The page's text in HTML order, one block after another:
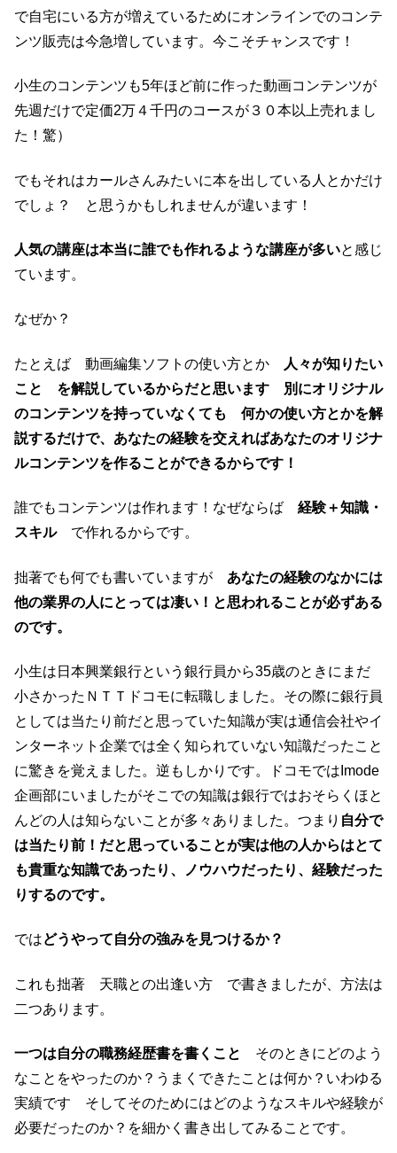
で自宅にいる方が増えているためにオンラインでのコンテ
ンツ販売は今急増しています。今こそチャンスです！
小生のコンテンツも5年ほど前に作った動画コンテンツが
先週だけで定価2万４千円のコースが３０本以上売れまし
た！驚）
でもそれはカールさんみたいに本を出している人とかだけ
でしょ？ と思うかもしれませんが違います！
人気の講座は本当に誰でも作れるような講座が多いと感じ
ています。
なぜか？
たとえば 動画編集ソフトの使い方とか
人々が知りたい
こと を解説しているからだと思います 別にオリジナル
のコンテンツを持っていなくても 何かの使い方とかを解
説するだけで、あなたの経験を交えればあなたのオリジナ
ルコンテンツを作ることができるからです！
誰でもコンテンツは作れます！なぜならば 経験＋知識・
スキル で作れるからです。
拙著でも何でも書いていますが あなたの経験のなかには
他の業界の人にとっては凄い！と思われることが必ずある
のです。
小生は日本興業銀行という銀行員から35歳のときにまだ
小さかったＮＴＴドコモに転職しました。その際に銀行員
としては当たり前だと思っていた知識が実は通信会社やイ
ンターネット企業では全く知られていない知識だったこと
に驚きを覚えました。逆もしかりです。ドコモではImode
企画部にいましたがそこでの知識は銀行ではおそらくほと
んどの人は知らないことが多々ありました。つまり 自分で
は当たり前！だと思っていることが実は他の人からはとて
も貴重な知識であったり、ノウハウだったり、経験だった
りするのです。
ではどうやって自分の強みを見つけるか？
これも拙著 天職との出逢い方 で書きましたが、方法は
二つあります。
一つは自分の職務経歴書を書くこと
そのときにどのよう
なことをやったのか？うまくできたことは何か？いわゆる
実績です そしてそのためにはどのようなスキルや経験が
必要だったのか？を細かく書き出してみることです。